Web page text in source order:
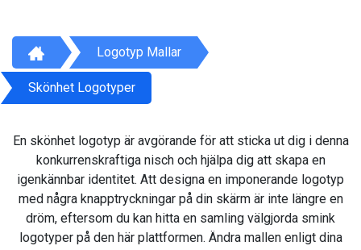
Logotyp Mallar
Skönhet Logotyper
En skönhet logotyp är avgörande för att sticka ut dig i denna
konkurrenskraftiga nisch och hjälpa dig att skapa en
igenkännbar identitet. Att designa en imponerande logotyp
med några knapptryckningar på din skärm är inte längre en
dröm, eftersom du kan hitta en samling välgjorda smink
logotyper på den här plattformen. Ändra mallen enligt dina